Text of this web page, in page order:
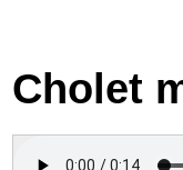
Economie
Services
Cholet